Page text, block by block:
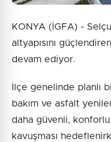
KONYA (İGFA) -
altyapısını
devam ediyor.
İlçe genelinde planlı
bakım ve asfalt
daha güvenli, konforlu
kavuşması